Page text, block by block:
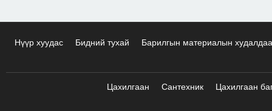
Нүүр хуудас Бидний тухай Барилгын материалын
Цахилгаан Сантехник Цахилгаан